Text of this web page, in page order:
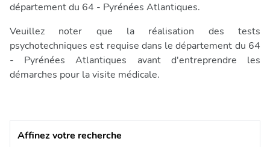
Test Psychotechniqueprofessionnel
département du 64 - Pyrénées Atlantiques.
Veuillez noter que la réalisation des tests
psychotechniques est requise dans le département du 64
- Pyrénées Atlantiques avant d'entreprendre les
démarches pour la visite médicale.
Affinez votre recherche